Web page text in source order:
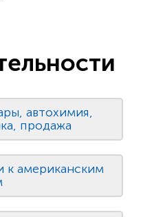
автохимия,
продажа
к американским